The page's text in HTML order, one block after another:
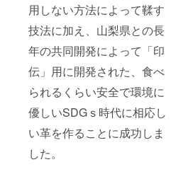
用しない方法によって鞣す
技法に加え、山梨県との長
年の共同開発によって「印
伝」用に開発された、食べ
られるくらい安全で環境に
優しいSDGｓ時代に相応し
い革を作ることに成功しま
した。